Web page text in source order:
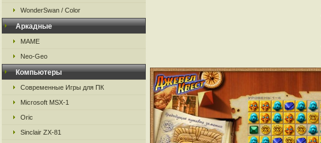
WonderSwan / Color
Аркадные
MAME
Neo-Geo
Компьютеры
Современные Игры для ПК
Microsoft MSX-1
Oric
Sinclair ZX-81